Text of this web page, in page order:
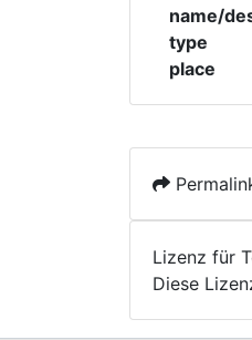
name/
type
place
Lizenz für
Diese